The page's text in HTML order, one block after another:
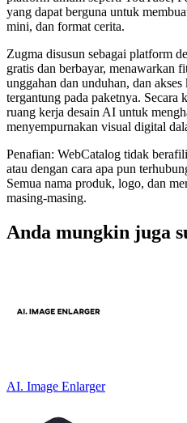
yang dapat berguna untuk
mini, dan format cerita.
Zugma disusun sebagai platform
gratis dan berbayar, menawarkan
unggahan dan unduhan, dan
tergantung pada paketnya. Secara
ruang kerja desain AI untuk
menyempurnakan visual digital
Penafian: WebCatalog tidak
atau dengan cara apa pun
Semua nama produk, logo, dan
masing-masing.
Anda mungkin juga
AI. Image Enlarger